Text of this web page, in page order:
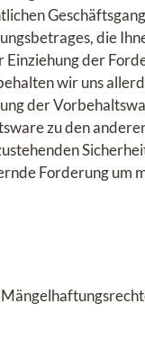
die
der
wir uns
der
zu den
Forderung